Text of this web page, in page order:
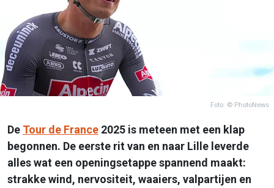
Foto: © PhotoNews
De Tour de France 2025 is meteen met een klap
begonnen. De eerste rit van en naar Lille leverde
alles wat een openingsetappe spannend maakt:
strakke wind, nervositeit, waaiers, valpartijen en